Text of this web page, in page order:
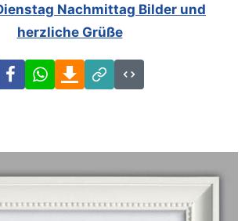
Nachmittag Bilder und
herzliche Grüße
FacebookWhatsAppDownload
Link
Code